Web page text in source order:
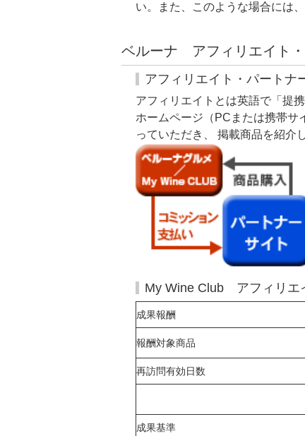
い。また、このような場合には
ベルーナ アフィリエイト
アフィリエイト・パートナ
アフィリエイトとは英語で「提
ホームページ（PCまたは携帯サ
っていただき、 掲載商品を紹介
My Wine Club アフィリエ
成果報酬
報酬対象商品
再訪問有効日数
成果基準